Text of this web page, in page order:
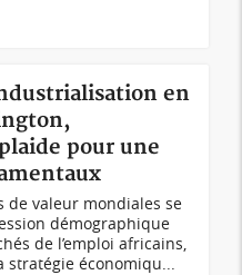
en
pour une
de valeur mondiales se
démographique
de l’emploi africains,
stratégie économiqu...